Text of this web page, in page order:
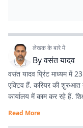
लेखक के बारे में
Byवसंत यादव
वसंत यादव प्रिंट माध्यम में
एक्टिव हैं. करियर की
कार्यालय में काम कर रहे हैं.
Read More